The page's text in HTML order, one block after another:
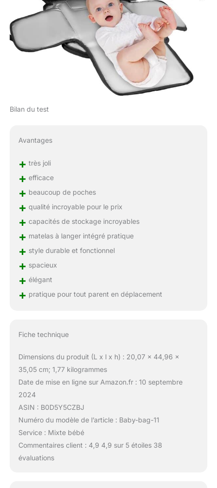
tranquillité d'esprit. Notre
équipe de service client
est disponible 24h/24,
7j/7 pour vous aider avec
toutes les questions ou
préoccupations. Ce sac
à langer tactique,
complet avec des patchs
personnalisés, est un
Bilan du test
Avantages
+ très joli
+ efficace
+ beaucoup de poches
+ qualité incroyable pour le prix
+ capacités de stockage incroyables
+ matelas à langer intégré pratique
+ style durable et fonctionnel
+ spacieux
+ élégant
+ pratique pour tout parent en déplacement
Fiche technique
Dimensions du produit (L x l x h) : 20,07 x 44,96 x
35,05 cm; 1,77 kilogrammes
Date de mise en ligne sur Amazon.fr : 10 septembre
2024
ASIN : B0D5Y5CZBJ
Numéro du modèle de l’article : Baby-bag-11
Service : Mixte bébé
Commentaires client : 4,9 4,9 sur 5 étoiles 38
évaluations